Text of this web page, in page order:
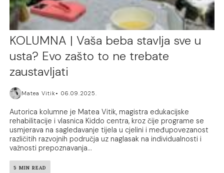
KOLUMNA | Vaša beba stavlja sve u
usta? Evo zašto to ne trebate
zaustavljati
Matea Vitik 06.09.2025.
Autorica kolumne je Matea Vitik, magistra edukacijske
rehabilitacije i vlasnica Kiddo centra, kroz čije programe se
usmjerava na sagledavanje tijela u cjelini i međupovezanost
različitih razvojnih područja uz naglasak na individualnosti i
važnosti prepoznavanja...
5 MIN READ